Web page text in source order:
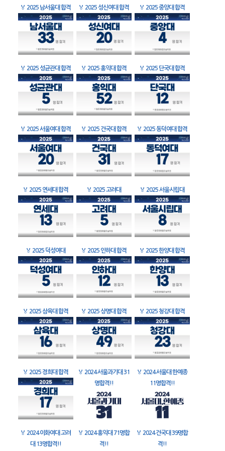
🏅 2025 남서울대 합격 🏅 2025 성신여대 합격 🏅 2025 중앙대 합격
🏅 2025 성균관대 합격 🏅 2025 홍익대 합격 🏅 2025 단국대 합격
🏅 2025 서울여대 합격 🏅 2025 건국대 합격 🏅 2025 동덕여대 합격
🏅 2025 연세대 합격 🏅 2025 고려대 🏅 2025 서울시립대
🏅 2025 덕성여대 🏅 2025 인하대 합격 🏅 2025 한양대 합격
🏅 2025 삼육대 합격 🏅 2025 상명대 합격 🏅 2025 청강대 합격
🏅 2025 경희대 합격 🏅 2024 서울과기대 31
명합격!!
🏅 2024 서울대 한예종
11명합격!!
🏅 2024 이화여대 고려
대 13명합격!!
🏅 2024 홍익대 71명합
격!!
🏅 2024 건국대 39명합
격!!